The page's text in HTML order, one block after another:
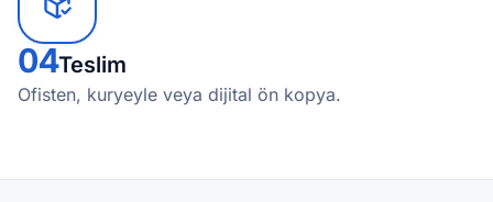
04Teslim
Ofisten, kuryeyle veya dijital ön kopya.